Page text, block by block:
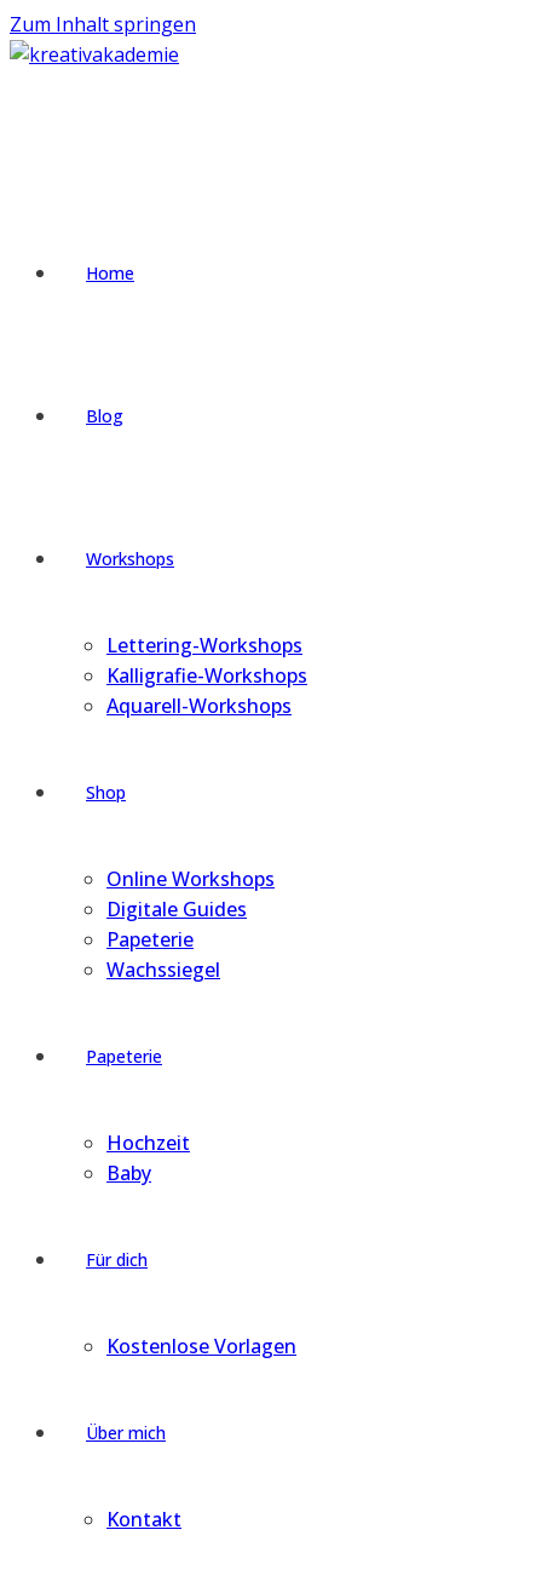
Zum Inhalt springen
Home
Blog
Workshops
Lettering-Workshops
Kalligrafie-Workshops
Aquarell-Workshops
Shop
Online Workshops
Digitale Guides
Papeterie
Wachssiegel
Papeterie
Hochzeit
Baby
Für dich
Kostenlose Vorlagen
Über mich
Kontakt